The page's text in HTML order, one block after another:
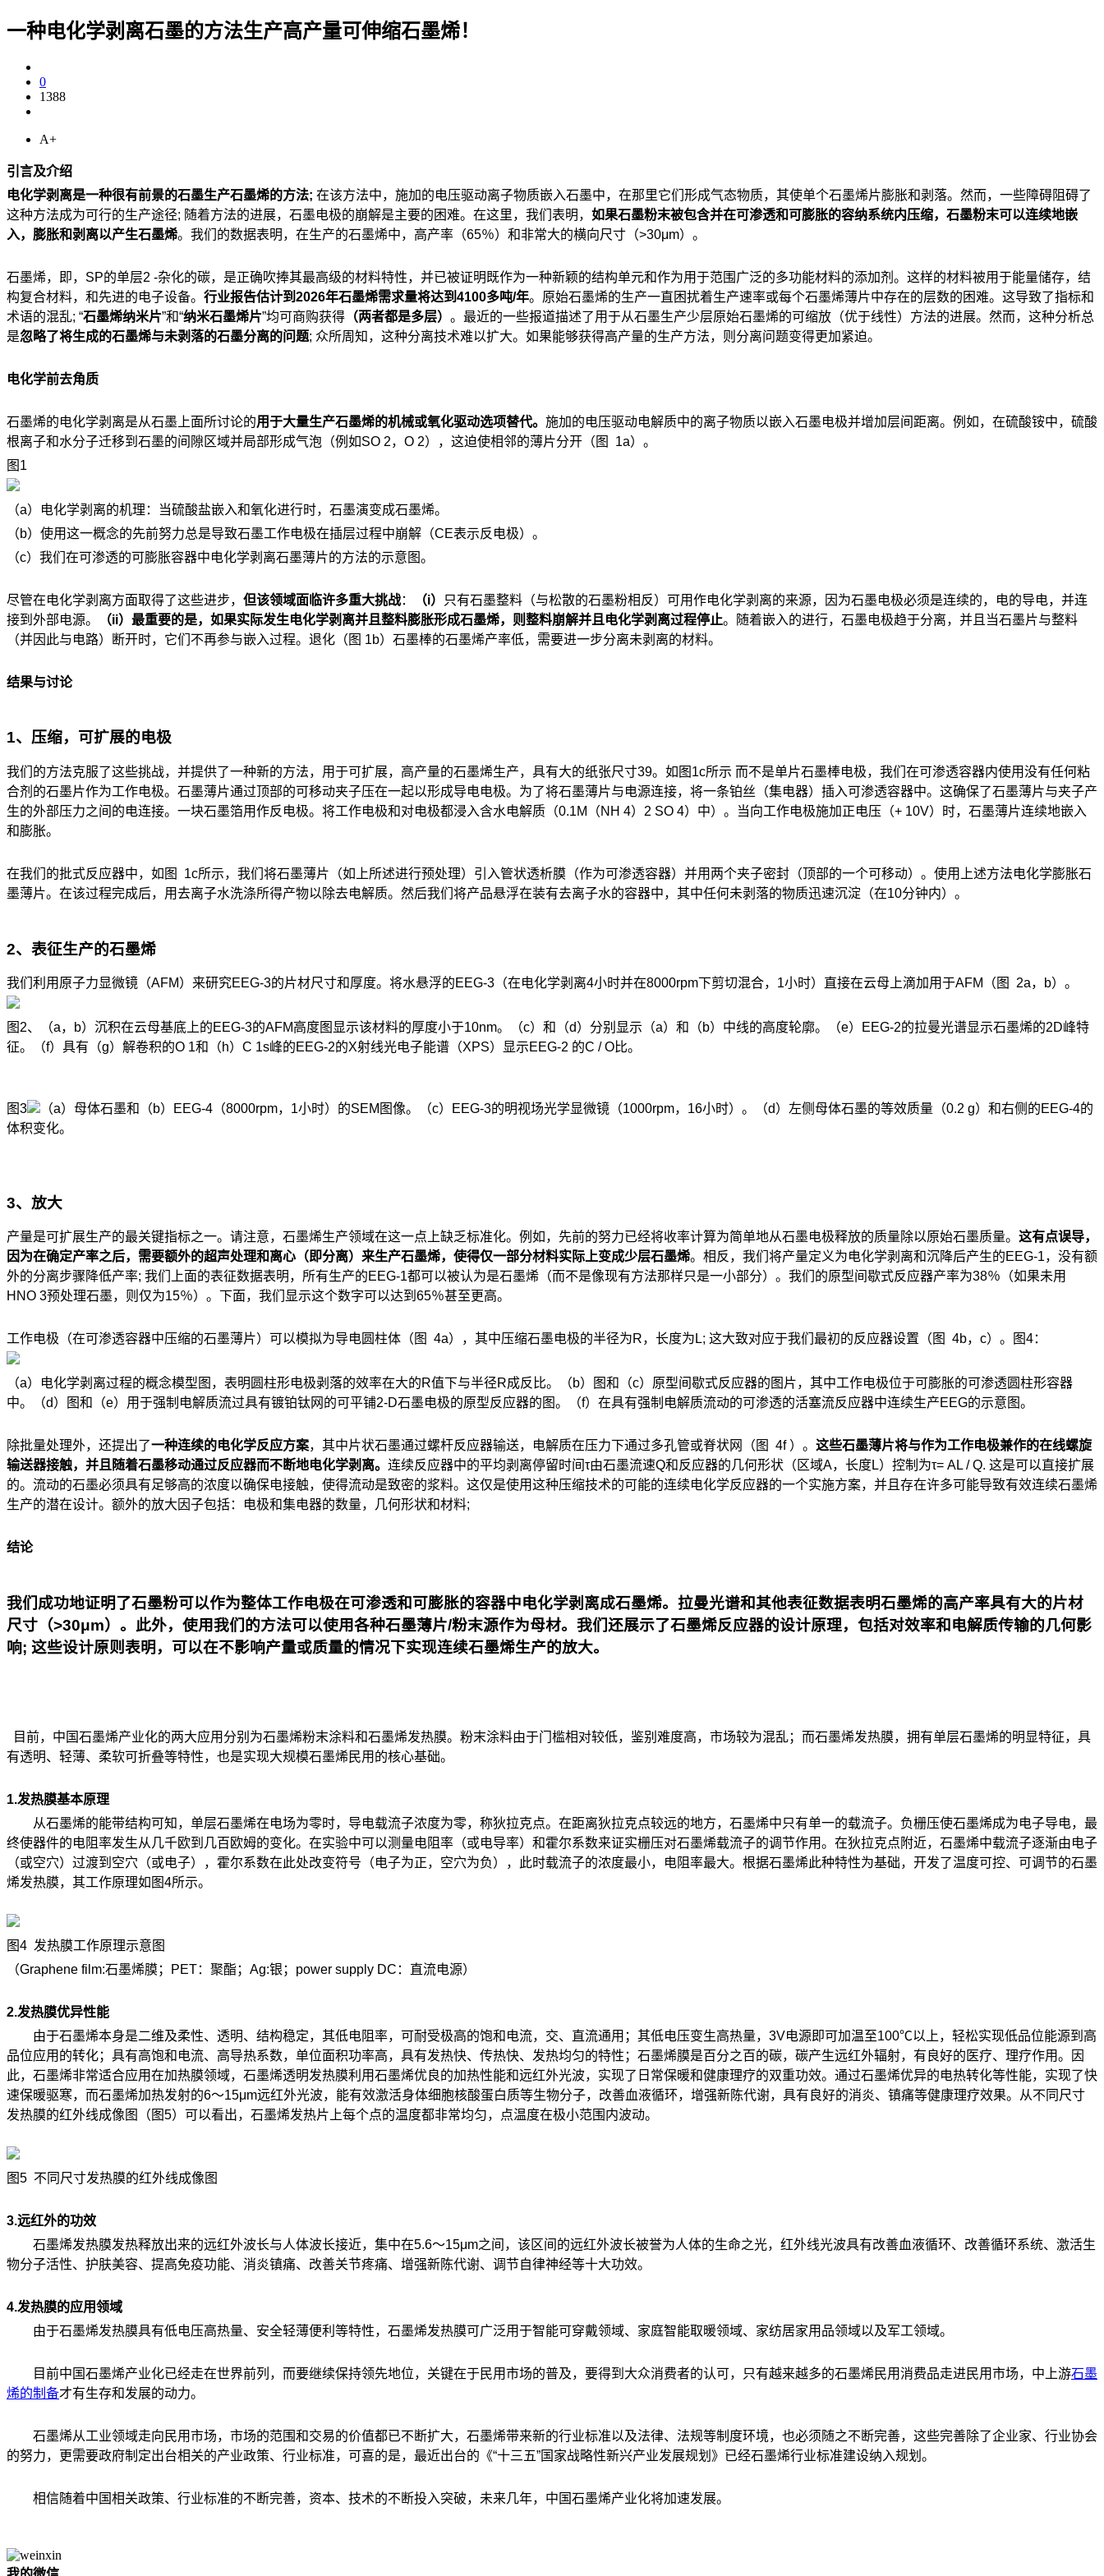
一种电化学剥离石墨的方法生产高产量可伸缩石墨烯！
0
1388
A+
引言及介绍
电化学剥离是一种很有前景的石墨生产石墨烯的方法; 在该方法中，施加的电压驱动离子物质嵌入石墨中，在那里它们形成气态物质，其使单个石墨烯片膨胀和剥落。然而，一些障碍阻碍了
这种方法成为可行的生产途径; 随着方法的进展，石墨电极的崩解是主要的困难。在这里，我们表明， 如果石墨粉末被包含并在可渗透和可膨胀的容纳系统内压缩，石墨粉末可以连续地嵌
入，膨胀和剥离以产生石墨烯。我们的数据表明，在生产的石墨烯中，高产率（65％）和非常大的横向尺寸（>30μm）。
石墨烯，即，SP的单层2 -杂化的碳，是正确吹捧其最高级的材料特性，并已被证明既作为一种新颖的结构单元和作为用于范围广泛的多功能材料的添加剂。这样的材料被用于能量储存，结
构复合材料，和先进的电子设备。 行业报告估计到2026年石墨烯需求量将达到4100多吨/年。原始石墨烯的生产一直困扰着生产速率或每个石墨烯薄片中存在的层数的困难。这导致了指标和
术语的混乱; “石墨烯纳米片”和“纳米石墨烯片”均可商购获得 （两者都是多层） 。最近的一些报道描述了用于从石墨生产少层原始石墨烯的可缩放（优于线性）方法的进展。然而，这种分析总
是忽略了将生成的石墨烯与未剥落的石墨分离的问题; 众所周知，这种分离技术难以扩大。如果能够获得高产量的生产方法，则分离问题变得更加紧迫。
电化学前去角质
石墨烯的电化学剥离是从石墨上面所讨论的用于大量生产石墨烯的机械或氧化驱动选项替代。 施加的电压驱动电解质中的离子物质以嵌入石墨电极并增加层间距离。例如，在硫酸铵中，硫酸
根离子和水分子迁移到石墨的间隙区域并局部形成气泡（例如SO 2，O 2），这迫使相邻的薄片分开（图 1a）。
图1
（a）电化学剥离的机理：当硫酸盐嵌入和氧化进行时，石墨演变成石墨烯。
（b）使用这一概念的先前努力总是导致石墨工作电极在插层过程中崩解（CE表示反电极）。
（c）我们在可渗透的可膨胀容器中电化学剥离石墨薄片的方法的示意图。
尽管在电化学剥离方面取得了这些进步， 但该领域面临许多重大挑战： （i）
只有石墨整料（与松散的石墨粉相反）可用作电化学剥离的来源，因为石墨电极必须是连续的，电的导电，并连
接到外部电源。
（ii）最重要的是，如果实际发生电化学剥离并且整料膨胀形成石墨烯，则整料崩解并且电化学剥离过程停止。随着嵌入的进行，石墨电极趋于分离，并且当石墨片与整料
（并因此与电路）断开时，它们不再参与嵌入过程。退化（图 1b）石墨棒的石墨烯产率低，需要进一步分离未剥离的材料。
结果与讨论
1、压缩，可扩展的电极
我们的方法克服了这些挑战，并提供了一种新的方法，用于可扩展，高产量的石墨烯生产，具有大的纸张尺寸39。如图1c所示 而不是单片石墨棒电极，我们在可渗透容器内使用没有任何粘
合剂的石墨片作为工作电极。石墨薄片通过顶部的可移动夹子压在一起以形成导电电极。为了将石墨薄片与电源连接，将一条铂丝（集电器）插入可渗透容器中。这确保了石墨薄片与夹子产
生的外部压力之间的电连接。一块石墨箔用作反电极。将工作电极和对电极都浸入含水电解质（0.1M（NH 4）2 SO 4）中）。当向工作电极施加正电压（+ 10V）时，石墨薄片连续地嵌入
和膨胀。
在我们的批式反应器中，如图 1c所示，我们将石墨薄片（如上所述进行预处理）引入管状透析膜（作为可渗透容器）并用两个夹子密封（顶部的一个可移动）。使用上述方法电化学膨胀石
墨薄片。在该过程完成后，用去离子水洗涤所得产物以除去电解质。然后我们将产品悬浮在装有去离子水的容器中，其中任何未剥落的物质迅速沉淀（在10分钟内）。
2、表征生产的石墨烯
我们利用原子力显微镜（AFM）来研究EEG-3的片材尺寸和厚度。将水悬浮的EEG-3（在电化学剥离4小时并在8000rpm下剪切混合，1小时）直接在云母上滴加用于AFM（图 2a，b）。
图2、（a，b）沉积在云母基底上的EEG-3的AFM高度图显示该材料的厚度小于10nm。（c）和（d）分别显示（a）和（b）中线的高度轮廓。（e）EEG-2的拉曼光谱显示石墨烯的2D峰特
征。（f）具有（g）解卷积的O 1和（h）C 1s峰的EEG-2的X射线光电子能谱（XPS）显示EEG-2 的C / O比。
图3
（a）母体石墨和（b）EEG-4（8000rpm，1小时）的SEM图像。（c）EEG-3的明视场光学显微镜（1000rpm，16小时）。（d）左侧母体石墨的等效质量（0.2 g）和右侧的EEG-4的
体积变化。
3、放大
产量是可扩展生产的最关键指标之一。请注意，石墨烯生产领域在这一点上缺乏标准化。例如，先前的努力已经将收率计算为简单地从石墨电极释放的质量除以原始石墨质量。 这有点误导，
因为在确定产率之后，需要额外的超声处理和离心（即分离）来生产石墨烯，使得仅一部分材料实际上变成少层石墨烯。相反，我们将产量定义为电化学剥离和沉降后产生的EEG-1，没有额
外的分离步骤降低产率; 我们上面的表征数据表明，所有生产的EEG-1都可以被认为是石墨烯（而不是像现有方法那样只是一小部分）。我们的原型间歇式反应器产率为38％（如果未用
HNO 3预处理石墨，则仅为15％）。下面，我们显示这个数字可以达到65％甚至更高。
工作电极（在可渗透容器中压缩的石墨薄片）可以模拟为导电圆柱体（图 4a），其中压缩石墨电极的半径为R，长度为L; 这大致对应于我们最初的反应器设置（图 4b，c）。图4：
（a）电化学剥离过程的概念模型图，表明圆柱形电极剥落的效率在大的R值下与半径R成反比。（b）图和（c）原型间歇式反应器的图片，其中工作电极位于可膨胀的可渗透圆柱形容器
中。（d）图和（e）用于强制电解质流过具有镀铂钛网的可平铺2-D石墨电极的原型反应器的图。（f）在具有强制电解质流动的可渗透的活塞流反应器中连续生产EEG的示意图。
除批量处理外，还提出了一种连续的电化学反应方案，其中片状石墨通过螺杆反应器输送，电解质在压力下通过多孔管或脊状网（图 4f ）。 这些石墨薄片将与作为工作电极兼作的在线螺旋
输送器接触，并且随着石墨移动通过反应器而不断地电化学剥离。 连续反应器中的平均剥离停留时间τ由石墨流速Q和反应器的几何形状（区域A，长度L）控制为τ= AL / Q. 这是可以直接扩展
的。流动的石墨必须具有足够高的浓度以确保电接触，使得流动是致密的浆料。这仅是使用这种压缩技术的可能的连续电化学反应器的一个实施方案，并且存在许多可能导致有效连续石墨烯
生产的潜在设计。额外的放大因子包括：电极和集电器的数量，几何形状和材料;
结论
我们成功地证明了石墨粉可以作为整体工作电极在可渗透和可膨胀的容器中电化学剥离成石墨烯。 拉曼光谱和其他表征数据表明石墨烯的高产率具有大的片材
尺寸（>30μm）。此外，使用我们的方法可以使用各种石墨薄片/粉末源作为母材。我们还展示了石墨烯反应器的设计原理，包括对效率和电解质传输的几何影
响; 这些设计原则表明， 可以在不影响产量或质量的情况下实现连续石墨烯生产的放大。
目前，中国石墨烯产业化的两大应用分别为石墨烯粉末涂料和石墨烯发热膜。粉末涂料由于门槛相对较低，鉴别难度高，市场较为混乱；而石墨烯发热膜，拥有单层石墨烯的明显特征，具
有透明、轻薄、柔软可折叠等特性，也是实现大规模石墨烯民用的核心基础。
1.发热膜基本原理
从石墨烯的能带结构可知，单层石墨烯在电场为零时，导电载流子浓度为零，称狄拉克点。在距离狄拉克点较远的地方，石墨烯中只有单一的载流子。负栅压使石墨烯成为电子导电，最
终使器件的电阻率发生从几千欧到几百欧姆的变化。在实验中可以测量电阻率（或电导率）和霍尔系数来证实栅压对石墨烯载流子的调节作用。在狄拉克点附近，石墨烯中载流子逐渐由电子
（或空穴）过渡到空穴（或电子），霍尔系数在此处改变符号（电子为正，空穴为负），此时载流子的浓度最小，电阻率最大。根据石墨烯此种特性为基础，开发了温度可控、可调节的石墨
烯发热膜，其工作原理如图4所示。
图4 发热膜工作原理示意图
（Graphene film:石墨烯膜；PET：聚酯；Ag:银；power supply DC：直流电源）
2.发热膜优异性能
由于石墨烯本身是二维及柔性、透明、结构稳定，其低电阻率，可耐受极高的饱和电流，交、直流通用；其低电压变生高热量，3V电源即可加温至100℃以上，轻松实现低品位能源到高
品位应用的转化；具有高饱和电流、高导热系数，单位面积功率高，具有发热快、传热快、发热均匀的特性；石墨烯膜是百分之百的碳，碳产生远红外辐射，有良好的医疗、理疗作用。因
此，石墨烯非常适合应用在加热膜领域，石墨烯透明发热膜利用石墨烯优良的加热性能和远红外光波，实现了日常保暖和健康理疗的双重功效。通过石墨烯优异的电热转化等性能，实现了快
速保暖驱寒，而石墨烯加热发射的6～15μm远红外光波，能有效激活身体细胞核酸蛋白质等生物分子，改善血液循环，增强新陈代谢，具有良好的消炎、镇痛等健康理疗效果。从不同尺寸
发热膜的红外线成像图（图5）可以看出，石墨烯发热片上每个点的温度都非常均匀，点温度在极小范围内波动。
图5 不同尺寸发热膜的红外线成像图
3.远红外的功效
石墨烯发热膜发热释放出来的远红外波长与人体波长接近，集中在5.6～15μm之间，该区间的远红外波长被誉为人体的生命之光，红外线光波具有改善血液循环、改善循环系统、激活生
物分子活性、护肤美容、提高免疫功能、消炎镇痛、改善关节疼痛、增强新陈代谢、调节自律神经等十大功效。
4.发热膜的应用领域
由于石墨烯发热膜具有低电压高热量、安全轻薄便利等特性，石墨烯发热膜可广泛用于智能可穿戴领域、家庭智能取暖领域、家纺居家用品领域以及军工领域。
目前中国石墨烯产业化已经走在世界前列，而要继续保持领先地位，关键在于民用市场的普及，要得到大众消费者的认可，只有越来越多的石墨烯民用消费品走进民用市场，中上游石墨
烯的制备才有生存和发展的动力。
石墨烯从工业领域走向民用市场，市场的范围和交易的价值都已不断扩大，石墨烯带来新的行业标准以及法律、法规等制度环境，也必须随之不断完善，这些完善除了企业家、行业协会
的努力，更需要政府制定出台相关的产业政策、行业标准，可喜的是，最近出台的《“十三五”国家战略性新兴产业发展规划》已经石墨烯行业标准建设纳入规划。
相信随着中国相关政策、行业标准的不断完善，资本、技术的不断投入突破，未来几年，中国石墨烯产业化将加速发展。